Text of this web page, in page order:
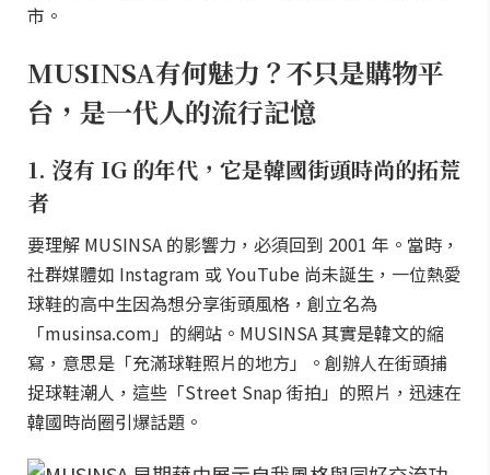
市。
MUSINSA有何魅力？不只是購物平
台，是一代人的流行記憶
1. 沒有 IG 的年代，它是韓國街頭時尚的拓荒
者
要理解 MUSINSA 的影響力，必須回到 2001 年。當時，
社群媒體如 Instagram 或 YouTube 尚未誕生，一位熱愛
球鞋的高中生因為想分享街頭風格，創立名為
「musinsa.com」的網站。MUSINSA 其實是韓文的縮
寫，意思是「充滿球鞋照片的地方」。創辦人在街頭捕
捉球鞋潮人，這些「Street Snap 街拍」的照片，迅速在
韓國時尚圈引爆話題。